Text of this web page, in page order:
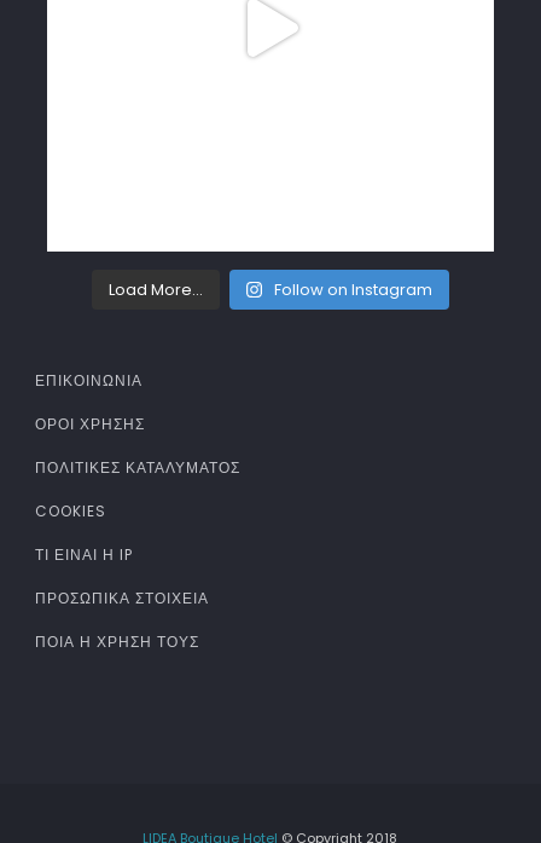
Load More... Follow on Instagram
ΕΠΙΚΟΙΝΩΝΙΑ
ΌΡΟΙ ΧΡΉΣΗΣ
ΠΟΛΙΤΙΚΈΣ ΚΑΤΑΛΎΜΑΤΟΣ
COOKIES
ΤΊ ΕΊΝΑΙ Η IP
ΠΡΟΣΩΠΙΚΆ ΣΤΟΙΧΕΊΑ
ΠΟΙΑ Η ΧΡΉΣΗ ΤΟΥΣ
LIDEA Boutique Hotel © Copyright 2018